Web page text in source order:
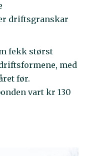
driftsgranskar
fekk størst
med
før.
vart kr 130